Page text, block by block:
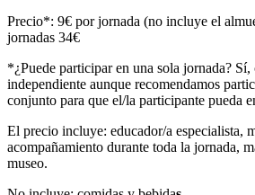
Precio*: 9€ por jornada (no incluye el
jornadas 34€
*¿Puede participar en una sola jornada? Sí,
independiente aunque recomendamos
conjunto para que el/la participante pueda
El precio incluye: educador/a especialista,
acompañamiento durante toda la jornada,
museo.